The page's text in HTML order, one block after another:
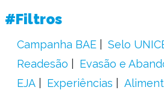
#Filtros
Campanha BAE Selo
Readesão
Evasão e
EJA
Experiências